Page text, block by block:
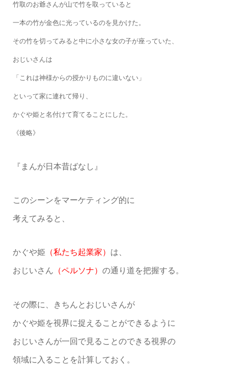
竹取のお爺さんが山で竹を取っていると
一本の竹が金色に光っているのを見かけた。
その竹を切ってみると中に小さな女の子が座っていた、
おじいさんは
「これは神様からの授かりものに違いない」
といって家に連れて帰り、
かぐや姫と名付けて育てることにした。
《後略》
『まんが日本昔ばなし』
このシーンをマーケティング的に
考えてみると、
かぐや姫 （私たち起業家） は、
おじいさん （ペルソナ） の通り道を把握する。
その際に、きちんとおじいさんが
かぐや姫を視界に捉えることができるように
おじいさんが一回で見ることのできる視界の
領域に入ることを計算しておく。